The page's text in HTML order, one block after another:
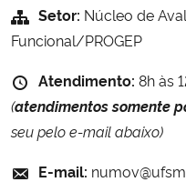
Advocacia-Geral da União
Planalto
Setor: Núcleo de
Funcional/PROGEP
Atendimento: 8h às
(atendimentos somente
seu pelo e-mail abaixo)
E-mail: